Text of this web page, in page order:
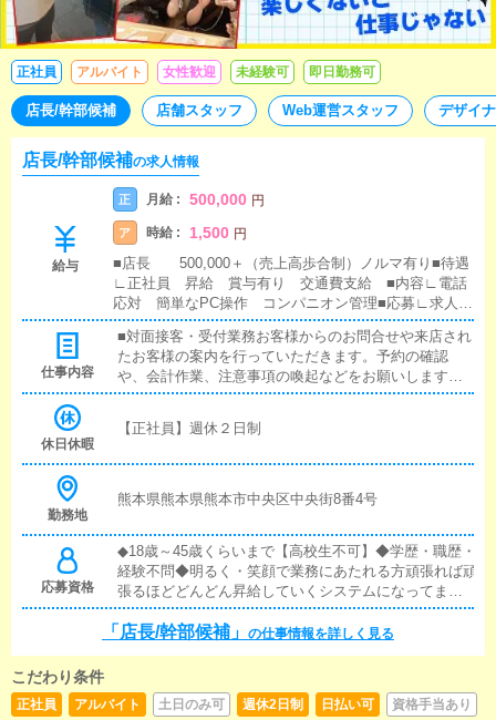
正社員 アルバイト 女性歓迎 未経験可 即日勤務可
店長/幹部候補 店舗スタッフ Web運営スタッフ デザイ
店長/幹部候補の求人情報
給与
正 月給 : 500,000 円
ア 時給 : 1,500 円
■店長 500,000＋（売上高歩合制）ノルマ有り■待遇
∟正社員 昇給 賞与有り 交通費支給 ■内容∟電話
応対 簡単なPC操作 コンパニオン管理■応募∟求人ダ
イヤル090-1900-5124までTEL後、履歴書(写貼)、身分証
ご持参下さい∟SNS ID bunnyplace ライン検索して
ください。SNSサービスから上のIDにお問い合わせくだ
さい。「メンズヘブンを見ました」とお伝えすると対応
仕事内容
■対面接客・受付業務お客様からのお問合せや来店され
たお客様の案内を行っていただきます。予約の確認
や、会計作業、注意事項の喚起などをお願いします。
簡単なマニュアルや、先輩スタッフに付いて業務内容
方でも安心して働けます。■キャスト管理お店で働いて
ドバイスを行っていただきます。■PC更新業務ヘブン
行っていただきます。キャストの出勤情報やイベン
ト、求人ブログの作成となります。基本的にはボタン
を押すだけや、ブログの更新時に簡単に文字が入力出
来れば問題ありません。PCが苦手な人でも簡単にでき
お過ごしいただくため、店内の清掃や備品の管理・補
充を行っていただきます。
休日休暇
【正社員】週休２日制
勤務地
熊本県熊本県熊本市中央区中央街8番4号
応募資格
◆18歳～45歳くらいまで【高校生不可】◆学歴・職歴・
経験不問◆明るく・笑顔で業務にあたれる方頑張れば頑
張るほどどんどん昇給していくシステムになってま
す！！一緒に頑張ってくれるスタッフを大募集してい
ます!!頑張っている女の子達を応援し、時には励まし、
りします。
「店長/幹部候補」 の仕事情報を詳しく見る
こだわり条件
正社員 アルバイト 土日のみ可 週休2日制 日払い可
資格手当あり